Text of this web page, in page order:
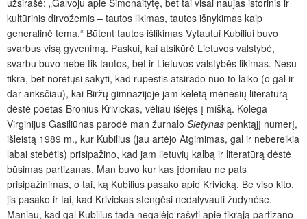
užsirašė: „Galvoju apie Simonaitytę, bet tai visai naujas istorinis ir
kultūrinis dirvožemis – tautos likimas, tautos išnykimas kaip
generalinė tema.“ Būtent tautos išlikimas Vytautui Kubiliui buvo
svarbus visą gyvenimą. Paskui, kai atsikūrė Lietuvos valstybė,
svarbu buvo nebe tik tautos, bet ir Lietuvos valstybės likimas. Nesu
tikra, bet norėtųsi sakyti, kad rūpestis atsirado nuo to laiko (o gal ir
dar anksčiau), kai Biržų gimnazijoje jam keletą mėnesių literatūrą
dėstė poetas Bronius Krivickas, vėliau išėjęs į mišką. Kolega
Virginijus Gasiliūnas parodė man žurnalo Sietynas penktąjį numerį,
išleistą 1989 m., kur Kubilius (jau artėjo Atgimimas, gal ir nebereikia
labai stebėtis) prisipažino, kad jam lietuvių kalbą ir literatūrą dėstė
būsimas partizanas. Man buvo kur kas įdomiau ne pats
prisipažinimas, o tai, ką Kubilius pasako apie Krivicką. Be viso kito,
jis pasako ir tai, kad Krivickas stengėsi nedalyvauti žudynėse.
Maniau, kad gal Kubilius tada negalėjo rašyti apie tikrąją partizano